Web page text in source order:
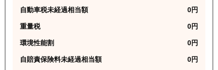
自動車税未経過相当額 0円
重量税 0円
環境性能割 0円
自賠責保険料未経過相当額 0円